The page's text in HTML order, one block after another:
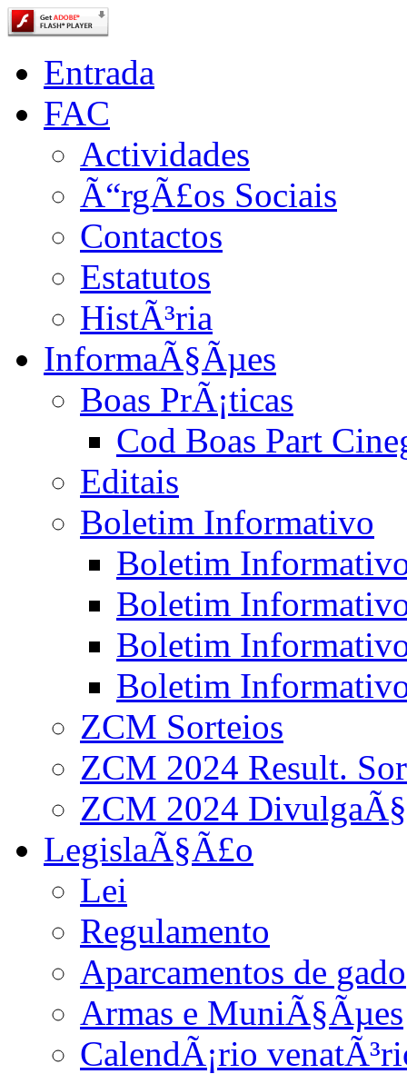
Entrada
FAC
Actividades
Ã“rgÃ£os Sociais
Contactos
Estatutos
HistÃ³ria
InformaÃ§Ãµes
Boas PrÃ¡ticas
Cod Boas Part
Editais
Boletim Informativo
Boletim
Boletim
Boletim
Boletim
ZCM Sorteios
ZCM 2024 Result.
ZCM 2024
LegislaÃ§Ã£o
Lei
Regulamento
Aparcamentos de gado
Armas e MuniÃ§Ãµes
CalendÃ¡rio